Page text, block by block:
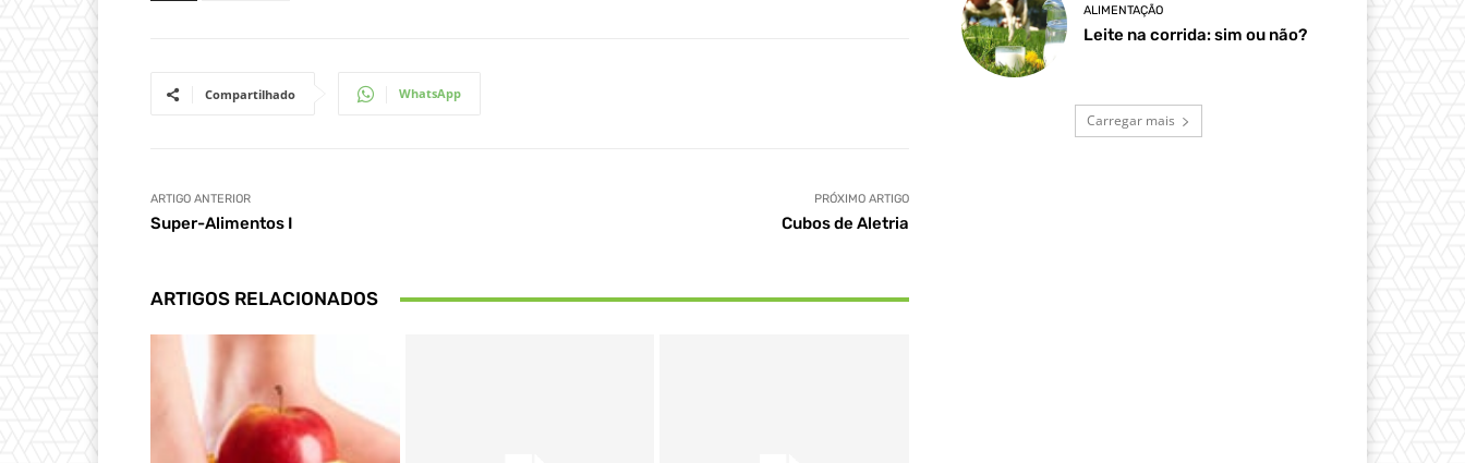
Compartilhado WhatsApp
ARTIGO ANTERIOR
Super-Alimentos I
PRÓXIMO ARTIGO
Cubos de Aletria
ARTIGOS RELACIONADOS
ALIMENTAÇÃO
Leite na corrida: sim ou não?
Carregar mais